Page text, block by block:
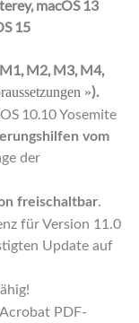
macOS 13
15
M2, M3, M4,
»).
10.10 Yosemite
vom
der
freischaltbar.
für Version 11.0
Update auf
PDF-